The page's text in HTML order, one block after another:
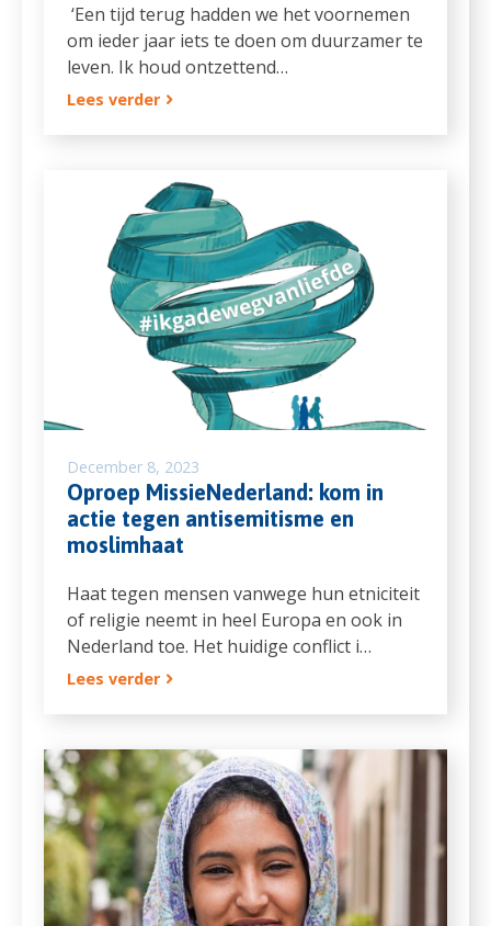
‘Een tijd terug hadden we het voornemen
om ieder jaar iets te doen om duurzamer te
leven. Ik houd ontzettend…
Lees verder
December 8, 2023
Oproep MissieNederland: kom in
actie tegen antisemitisme en
moslimhaat
Haat tegen mensen vanwege hun etniciteit
of religie neemt in heel Europa en ook in
Nederland toe. Het huidige conflict i…
Lees verder